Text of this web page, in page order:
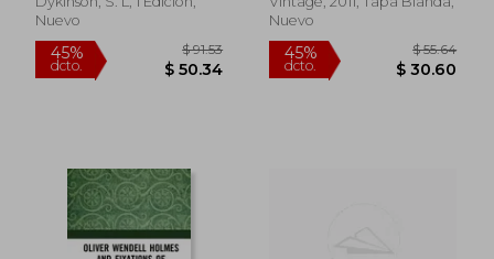
Nuevo
Nuevo